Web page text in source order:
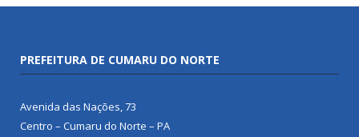
PREFEITURA DE CUMARU DO NORTE
Avenida das Nações, 73
Centro – Cumaru do Norte – PA